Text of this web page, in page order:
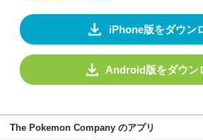
iPhone版をダウン
Android版をダウン
The Pokemon Company のアプリ